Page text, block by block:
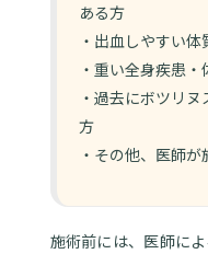
ある方
・出血しやすい
・重い全身疾患
・過去にボツリ
方
・その他、医師
施術前には、医師に